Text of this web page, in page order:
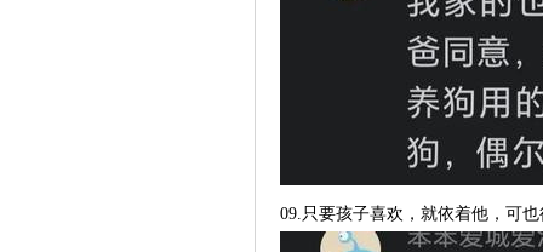
09.只要孩子喜欢，就依着他，可